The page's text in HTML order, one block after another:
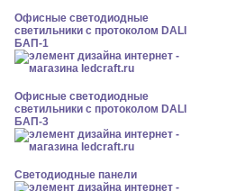
Офисные светодиодные
светильники с протоколом DALI
БАП-1
Офисные светодиодные
светильники с протоколом DALI
БАП-3
Cветодиодные панели